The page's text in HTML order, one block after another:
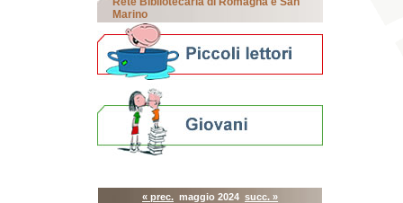
Marino
« prec. maggio 2024 succ. »